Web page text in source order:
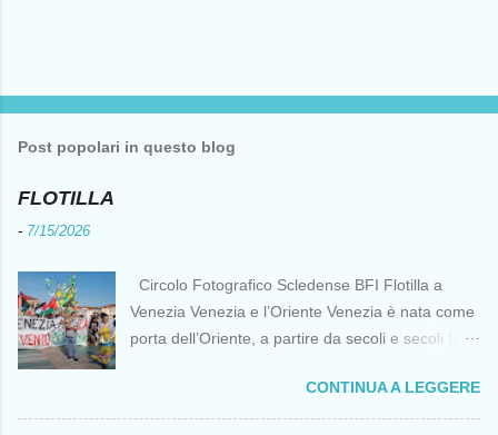
Post popolari in questo blog
FLOTILLA
- 7/15/2026
Circolo Fotografico Scledense BFI Flotilla a
Venezia Venezia e l’Oriente Venezia è nata come
porta dell’Oriente, a partire da secoli e secoli fa ai
di cantierizzazione veneziane divennero preziose
per tutti i crociati diretti a Gerusalemme. Proprio
CONTINUA A LEGGERE